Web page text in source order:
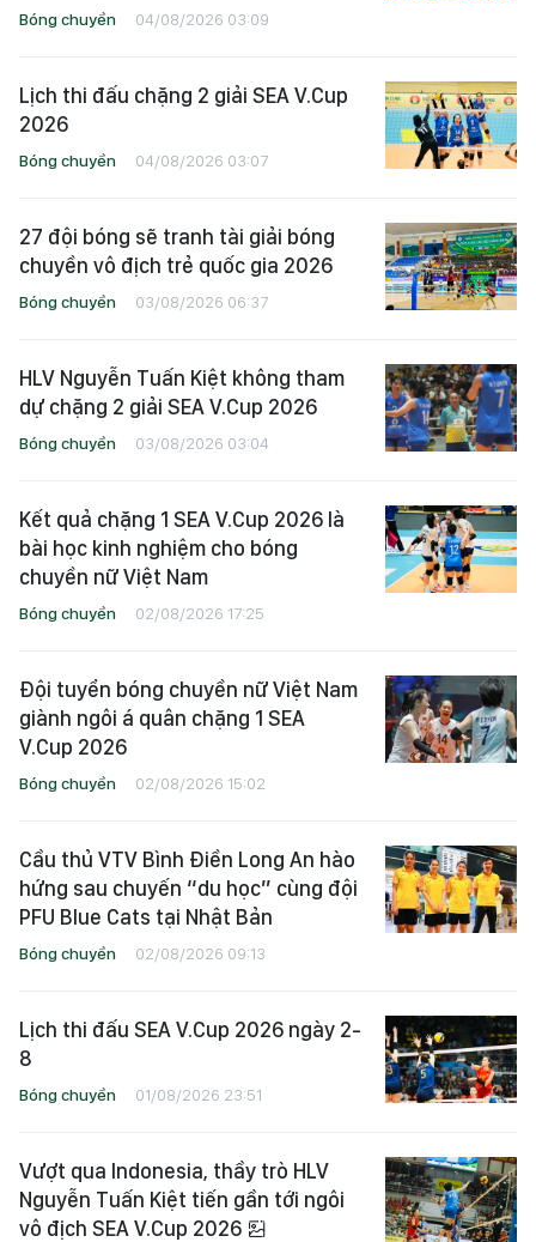
Bóng chuyền 04/08/2026 03:09
Lịch thi đấu chặng 2 giải SEA V.Cup
2026
Bóng chuyền 04/08/2026 03:07
27 đội bóng sẽ tranh tài giải bóng
chuyền vô địch trẻ quốc gia 2026
Bóng chuyền 03/08/2026 06:37
HLV Nguyễn Tuấn Kiệt không tham
dự chặng 2 giải SEA V.Cup 2026
Bóng chuyền 03/08/2026 03:04
Kết quả chặng 1 SEA V.Cup 2026 là
bài học kinh nghiệm cho bóng
chuyền nữ Việt Nam
Bóng chuyền 02/08/2026 17:25
Đội tuyển bóng chuyền nữ Việt Nam
giành ngôi á quân chặng 1 SEA
V.Cup 2026
Bóng chuyền 02/08/2026 15:02
Cầu thủ VTV Bình Điền Long An hào
hứng sau chuyến “du học” cùng đội
PFU Blue Cats tại Nhật Bản
Bóng chuyền 02/08/2026 09:13
Lịch thi đấu SEA V.Cup 2026 ngày 2-
8
Bóng chuyền 01/08/2026 23:51
Vượt qua Indonesia, thầy trò HLV
Nguyễn Tuấn Kiệt tiến gần tới ngôi
vô địch SEA V.Cup 2026